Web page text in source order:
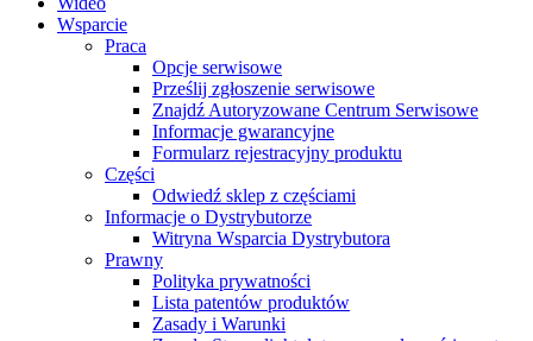
Wsparcie
Praca
Opcje serwisowe
Prześlij zgłoszenie serwisowe
Znajdź Autoryzowane Centrum Serwisowe
Informacje gwarancyjne
Formularz rejestracyjny produktu
Części
Odwiedź sklep z częściami
Informacje o Dystrybutorze
Witryna Wsparcia Dystrybutora
Prawny
Polityka prywatności
Lista patentów produktów
Zasady i Warunki